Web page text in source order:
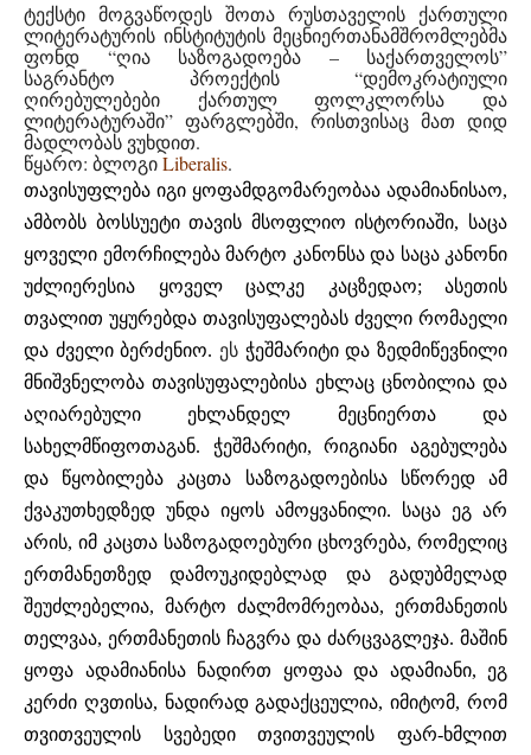
ტექსტი მოგვაწოდეს შოთა რუსთაველის ქართული
ლიტერატურის ინსტიტუტის მეცნიერთანამშრომლებმა
ფონდ “ღია საზოგადოება – საქართველოს”
საგრანტო პროექტის “დემოკრატიული
ღირებულებები ქართულ ფოლკლორსა და
ლიტერატურაში” ფარგლებში, რისთვისაც მათ დიდ
მადლობას ვუხდით.
წყარო: ბლოგიLiberalis.
თავისუფლება იგი ყოფამდგომარეობაა ადამიანისაო,
ამბობს ბოსსუეტი თავის მსოფლიო ისტორიაში, საცა
ყოველი ემორჩილება მარტო კანონსა და საცა კანონი
უძლიერესია ყოველ
ცალკე
კაცზედაო; ასეთის
თვალით უყურებდა თავისუფალებას ძველი რომაელი
და ძველი ბერძენიო. ეს ჭეშმარიტი და ზედმიწევნილი
მნიშვნელობა თავისუფალებისა ეხლაც ცნობილია და
აღიარებული ეხლანდელ
მეცნიერთა
და
სახელმწიფოთაგან.
ჭეშმარიტი, რიგიანი
აგებულება
და
წყობილება კაცთა საზოგადოებისა სწორედ
ამ
ქვაკუთხედზედ უნდა იყოს ამოყვანილი. საცა ეგ არ
არის, იმ კაცთა საზოგადოებური ცხოვრება, რომელიც
ერთმანეთზედ
დამოუკიდებლად
და გადუბმელად
შეუძლებელია, მარტო ძალმომრეობაა,
ერთმანეთის
თელვაა, ერთმანეთის ჩაგვრა და ძარცვაგლეჯა. მაშინ
ყოფა ადამიანისა ნადირთ ყოფაა და ადამიანი,
ეგ
კერძი ღვთისა, ნადირად გადაქცეულია, იმიტომ, რომ
თვითვეულის სვებედი
თვითვეულის
ფარ-ხმლით